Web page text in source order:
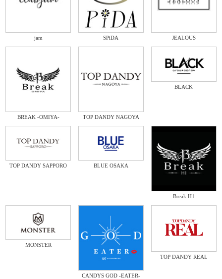
jam SPiDA JEALOUS
BREAK -OMIYA- TOP DANDY NAGOYA
BLACK
TOP DANDY SAPPORO BLUE OSAKA
Break H1
MONSTER
CANDYS GOD -EATER-
TOP DANDY REAL